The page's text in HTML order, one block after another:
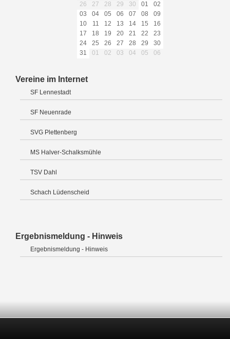
26
27 28 29 30 01
02
03
04 05 06 07 08
09
10
11 12 13 14 15
16
17
18 19 20 21 22
23
24
25 26 27 28 29
30
31
01 02 03 04 05 06
Vereine im Internet
SF Lennestadt
SF Neuenrade
SVG Plettenberg
MS Halver-Schalksmühle
TSV Dahl
Schach Lüdenscheid
Ergebnismeldung - Hinweis
Ergebnismeldung - Hinweis